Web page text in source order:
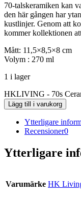
70-talskeramiken kan
den här gången har
kustlinjer. Genom att
kommer kollektionen
Mått: 11,5×8,5×8 cm
Volym : 270 ml
1 i lager
HKLIVING - 70s
Lägg till i varukorg
Ytterligare
Recensioner0
Ytterligare
Varumärke HK